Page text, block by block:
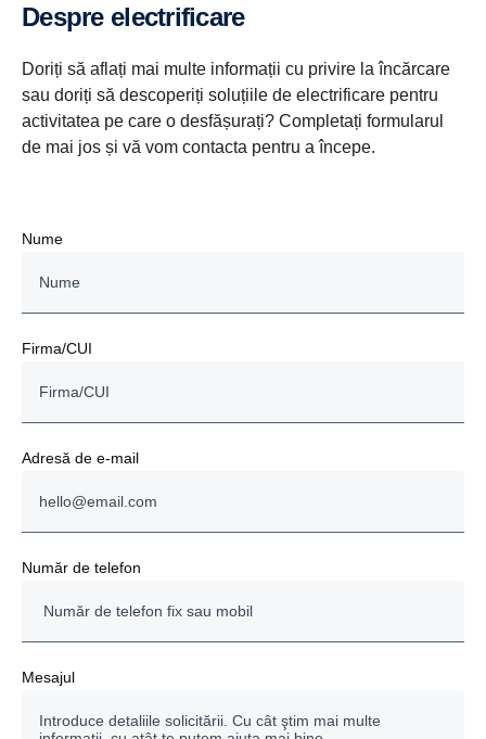
Despre electrificare
Doriți să aflați mai multe informații cu privire la încărcare
sau doriți să descoperiți soluțiile de electrificare pentru
activitatea pe care o desfășurați? Completați formularul
de mai jos și vă vom contacta pentru a începe.
Nume
Firma/CUI
Adresă de e-mail
Număr de telefon
Mesajul